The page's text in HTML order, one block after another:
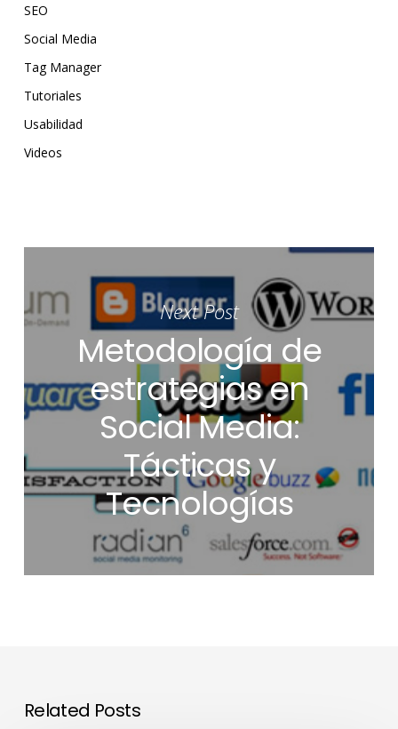
SEO
Social Media
Tag Manager
Tutoriales
Usabilidad
Videos
Next Post
Metodología de
estrategias en
Social Media:
Tácticas y
Tecnologías
Related Posts